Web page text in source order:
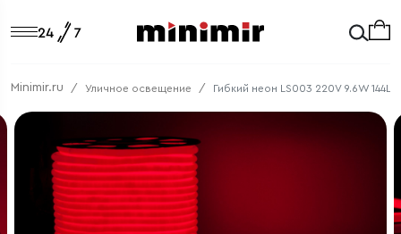
Minimir.ru Уличное освещение Гибкий неон LS003 220V 9.6W